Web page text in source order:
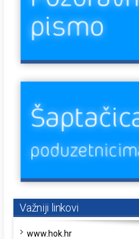
Važniji linkovi
www.hok.hr